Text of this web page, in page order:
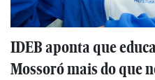
IDEB aponta que
Mossoró mais do que